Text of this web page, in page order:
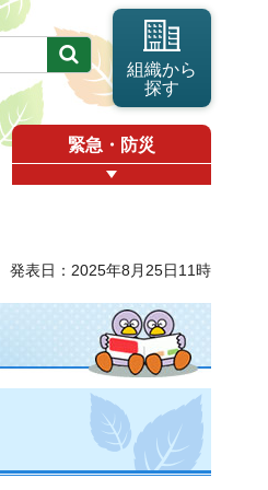
組織から
探す
緊急・防災
発表日：2025年8月25日11時